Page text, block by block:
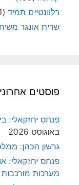
רלוונטיים תמיד (4,091)
שרית אונגר משיח
פוסטים
פנחס יחזקאלי:
באוגוסט 2026
גרשון הכהן:
פנחס יחזקאלי:
מערכות מורכבות